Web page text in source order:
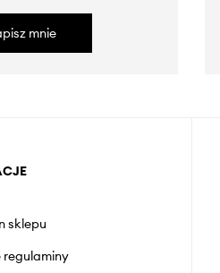
mnie
sklepu
regulaminy